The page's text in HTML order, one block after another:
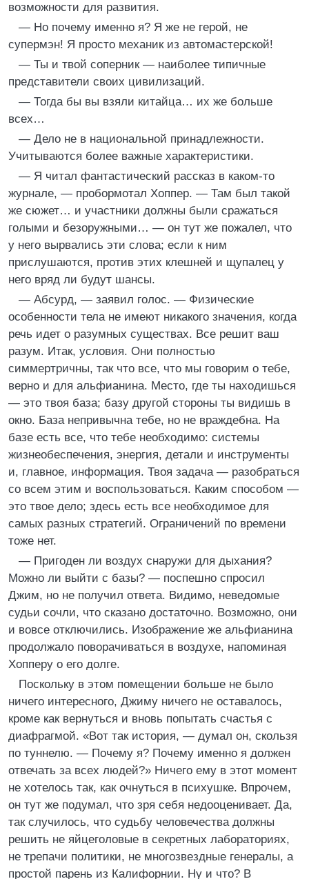
возможности для развития.
— Но почему именно я? Я же не герой, не
супермэн! Я просто механик из автомастерской!
— Ты и твой соперник — наиболее типичные
представители своих цивилизаций.
— Тогда бы вы взяли китайца… их же больше
всех…
— Дело не в национальной принадлежности.
Учитываются более важные характеристики.
— Я читал фантастический рассказ в каком-то
журнале, — пробормотал Хоппер. — Там был такой
же сюжет… и участники должны были сражаться
голыми и безоружными… — он тут же пожалел, что
у него вырвались эти слова; если к ним
прислушаются, против этих клешней и щупалец у
него вряд ли будут шансы.
— Абсурд, — заявил голос. — Физические
особенности тела не имеют никакого значения, когда
речь идет о разумных существах. Все решит ваш
разум. Итак, условия. Они полностью
симмертричны, так что все, что мы говорим о тебе,
верно и для альфианина. Место, где ты находишься
— это твоя база; базу другой стороны ты видишь в
окно. База непривычна тебе, но не враждебна. На
базе есть все, что тебе необходимо: системы
жизнеобеспечения, энергия, детали и инструменты
и, главное, информация. Твоя задача — разобраться
со всем этим и воспользоваться. Каким способом —
это твое дело; здесь есть все необходимое для
самых разных стратегий. Ограничений по времени
тоже нет.
— Пригоден ли воздух снаружи для дыхания?
Можно ли выйти с базы? — поспешно спросил
Джим, но не получил ответа. Видимо, неведомые
судьи сочли, что сказано достаточно. Возможно, они
и вовсе отключились. Изображение же альфианина
продолжало поворачиваться в воздухе, напоминая
Хопперу о его долге.
Поскольку в этом помещении больше не было
ничего интересного, Джиму ничего не оставалось,
кроме как вернуться и вновь попытать счастья с
диафрагмой. «Вот так история, — думал он, скользя
по туннелю. — Почему я? Почему именно я должен
отвечать за всех людей?» Ничего ему в этот момент
не хотелось так, как очнуться в психушке. Впрочем,
он тут же подумал, что зря себя недооценивает. Да,
так случилось, что судьбу человечества должны
решить не яйцеголовые в секретных лабораториях,
не трепачи политики, не многозвездные генералы, а
простой парень из Калифорнии. Ну и что? В